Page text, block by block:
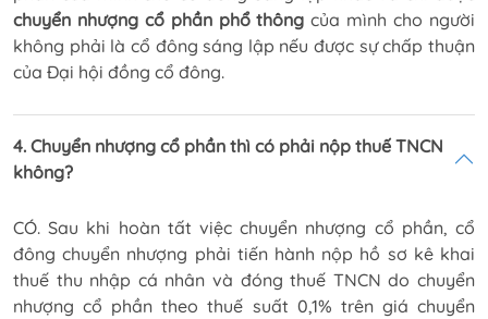
chuyển nhượng cổ phần phổ thông của mình cho người
không phải là cổ đông sáng lập nếu được sự chấp thuận
của Đại hội đồng cổ đông.
4. Chuyển nhượng cổ phần thì có phải nộp thuế TNCN
không?
CÓ. Sau khi hoàn tất việc chuyển nhượng cổ phần, cổ
đông chuyển nhượng phải tiến hành nộp hồ sơ kê khai
thuế thu nhập cá nhân và đóng thuế TNCN do chuyển
nhượng cổ phần theo thuế suất 0,1% trên giá chuyển